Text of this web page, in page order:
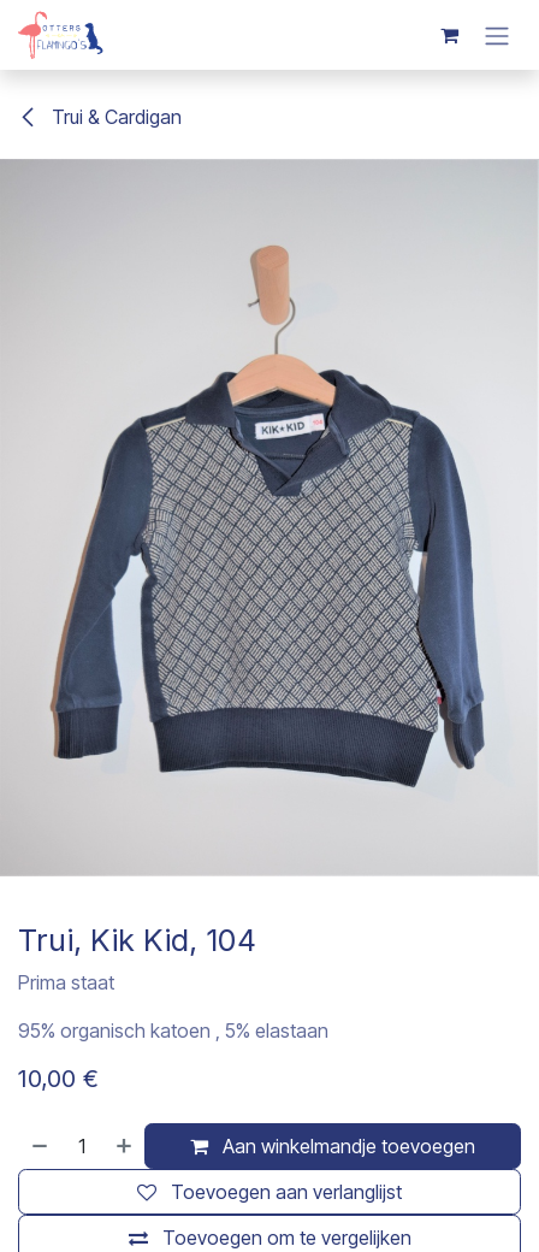
Overslaan naar inhoud
Trui & Cardigan
Trui, Kik Kid, 104
Prima staat
95% organisch katoen , 5% elastaan
10,00 €
Aan winkelmandje toevoegen
Toevoegen om te vergelijken
Toevoegen aan verlanglijst